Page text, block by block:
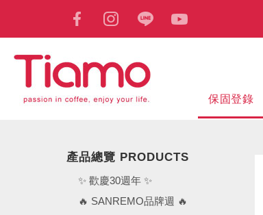
保固登錄
產品總覽 PRODUCTS
✨ 歡慶30週年 ✨
🔥 SANREMO品牌週 🔥